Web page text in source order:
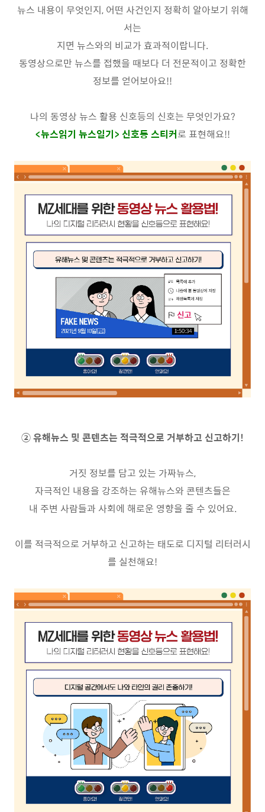
뉴스 내용이 무엇인지, 어떤 사건인지 정확히 알아보기 위해
서는
지면 뉴스와의 비교가 효과적이랍니다.
동영상으로만 뉴스를 접했을 때보다 더 전문적이고 정확한
정보를 얻어보아요!!
나의 동영상 뉴스 활용 신호등의 신호는 무엇인가요?
<뉴스읽기 뉴스일기> 신호등 스티커로 표현해요!!
②유해뉴스 및 콘텐츠는 적극적으로 거부하고 신고하기!
거짓 정보를 담고 있는 가짜뉴스,
자극적인 내용을 강조하는 유해뉴스와 콘텐츠들은
내 주변 사람들과 사회에 해로운 영향을 줄 수 있어요.
이를 적극적으로 거부하고 신고하는 태도로 디지털 리터러시
를 실천해요!